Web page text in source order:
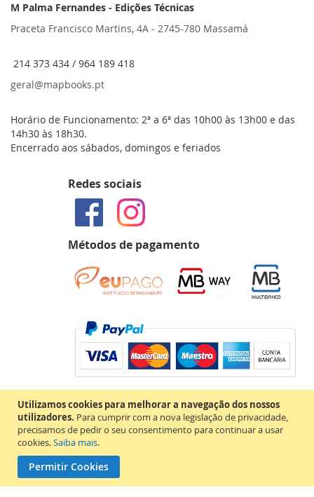
Utilizamos cookies para melhorar a navegação dos nossos
utilizadores. Para cumprir com a nova legislação de privacidade,
precisamos de pedir o seu consentimento para continuar a usar
cookies.Saiba mais.
Permitir Cookies
M Palma Fernandes - Edições Técnicas
Praceta Francisco Martins, 4A - 2745-780 Massamá
214 373 434 / 964 189 418
geral@mapbooks.pt
Horário de Funcionamento: 2ª a 6ª das 10h00 às 13h00 e das
14h30 às 18h30.
Encerrado aos sábados, domingos e feriados
Redes sociais
Métodos de pagamento
Copyright © 2020 MAP Books. Todos os direitos reservados.